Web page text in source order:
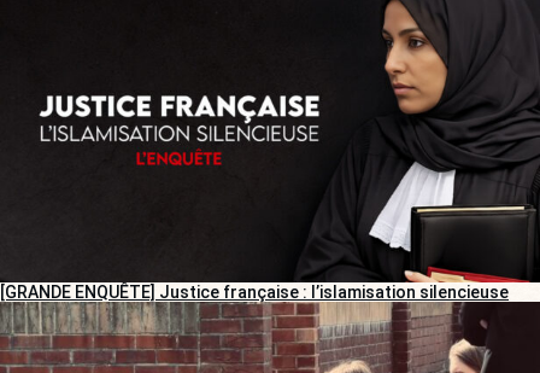
[GRANDE ENQUÊTE] Justice française : l’islamisation silencieuse